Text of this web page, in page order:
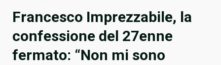
Francesco Imprezzabile, la
confessione del 27enne
fermato: “Non mi sono